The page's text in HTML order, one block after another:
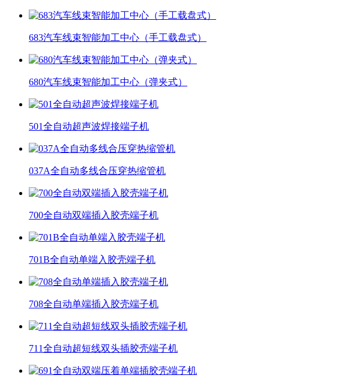
683汽车线束智能加工中心（手工载盘式）
680汽车线束智能加工中心（弹夹式）
501全自动超声波焊接端子机
037A全自动多线合压穿热缩管机
700全自动双端插入胶壳端子机
701B全自动单端入胶壳端子机
708全自动单端插入胶壳端子机
711全自动超短线双头插胶壳端子机